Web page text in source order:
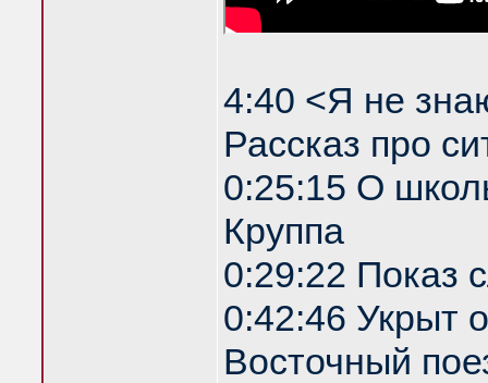
4:40 <Я не
Рассказ про
0:25:15 О
Круппа
0:29:22 Показ
0:42:46 Укрыт
Восточный